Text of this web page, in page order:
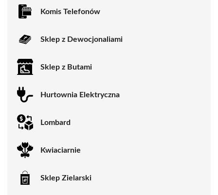
Komis Telefonów
Sklep z Dewocjonaliami
Sklep z Butami
Hurtownia Elektryczna
Lombard
Kwiaciarnie
Sklep Zielarski